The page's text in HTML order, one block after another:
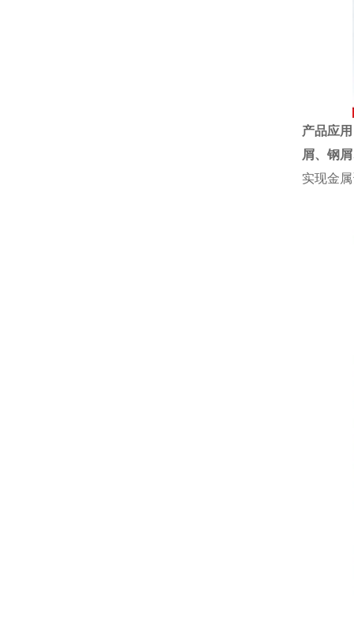
产品应
屑、 钢屑
实现金